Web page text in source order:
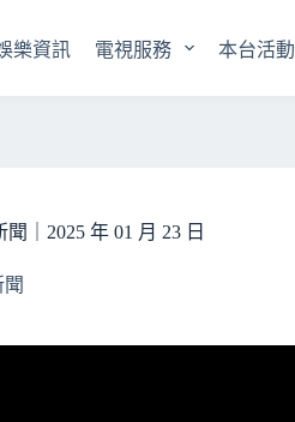
樂資訊 電視服務 本台活動
｜2025 年 01 月 23 日